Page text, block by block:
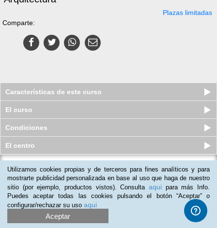
Plazas limitadas
Comparte:
Características de este curso
El curso
Condiciones
El centro
Curso online de Monta y Configura
tu propia Impresora 3D
Plazas limitadas
$75usd $69usd
Utilizamos cookies propias y de terceros para fines analíticos y para
mostrarte publicidad personalizada en base al uso que haga de nuestro
sitio (por ejemplo, productos vistos). Consulta aqui para más Info.
Puedes aceptar todas las cookies pulsando el botón “Aceptar” o
configurar/rechazar su uso aqui
Aceptar